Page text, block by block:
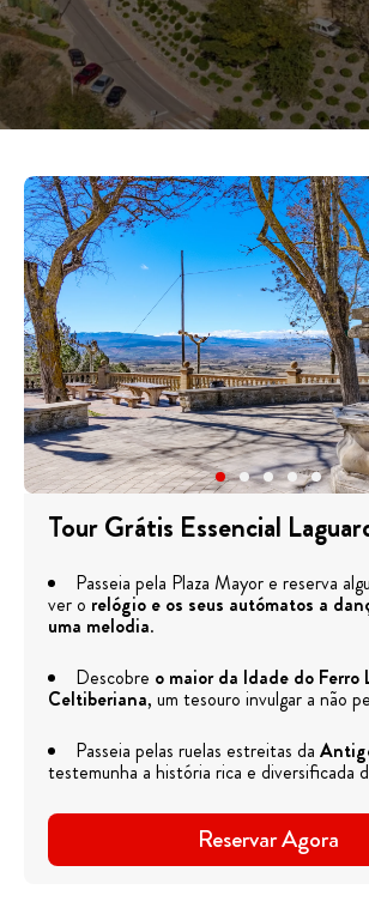
Tour Grátis Essencial
Passeia pela Plaza Mayor e reserva
ver o relógio e os seus autómatos a
uma melodia.
Descobre o maior da Idade do Ferro
Celtiberiana, um tesouro invulgar a não
Passeia pelas ruelas estreitas da
testemunha a história rica e diversificada
Reservar Agora